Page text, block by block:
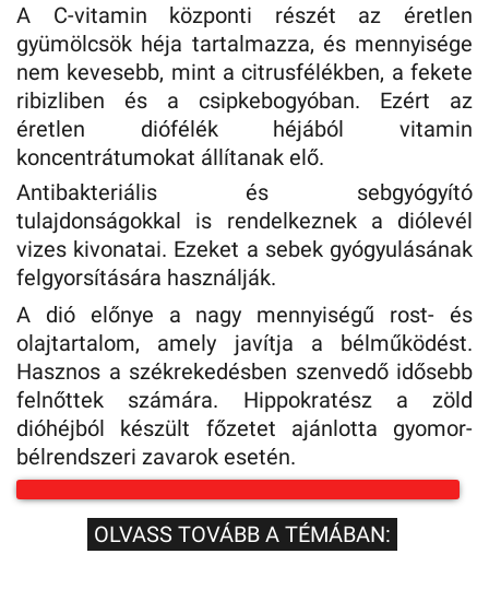
A C-vitamin központi részét az éretlen
gyümölcsök héja tartalmazza, és mennyisége
nem kevesebb, mint a citrusfélékben, a fekete
ribizliben és a csipkebogyóban. Ezért az
éretlen diófélék héjából vitamin
koncentrátumokat állítanak elő.
Antibakteriális és sebgyógyító
tulajdonságokkal is rendelkeznek a diólevél
vizes kivonatai. Ezeket a sebek gyógyulásának
felgyorsítására használják.
A dió előnye a nagy mennyiségű rost- és
olajtartalom, amely javítja a bélműködést.
Hasznos a székrekedésben szenvedő idősebb
felnőttek számára. Hippokratész a zöld
dióhéjból készült főzetet ajánlotta gyomor-
bélrendszeri zavarok esetén.
OLVASS TOVÁBB A TÉMÁBAN: